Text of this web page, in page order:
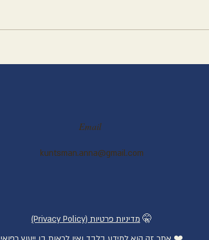
Email
kuntsman.anna@gmail.com
(Privacy Policy) מדיניות פרטיות 🤫